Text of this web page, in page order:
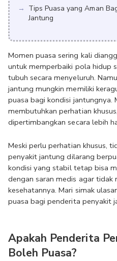
Tips Puasa yang Aman
Jantung
Momen puasa sering kali
untuk memperbaiki pola hidup
tubuh secara menyeluruh.
jantung mungkin memiliki
puasa bagi kondisi jantungnya.
membutuhkan perhatian
dipertimbangkan secara lebih
Meski perlu perhatian khusus,
penyakit jantung dilarang
kondisi yang stabil tetap bisa
dengan saran medis agar tidak
kesehatannya. Mari simak
puasa bagi penderita penyakit
Apakah Penderita
Boleh Puasa?